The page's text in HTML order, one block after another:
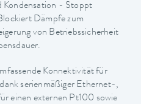
Kondensation - Stoppt
Dämpfe zum
von Betriebssicherheit
Konnektivität für
serienmäßiger Ethernet-,
einen externen Pt100 sowie